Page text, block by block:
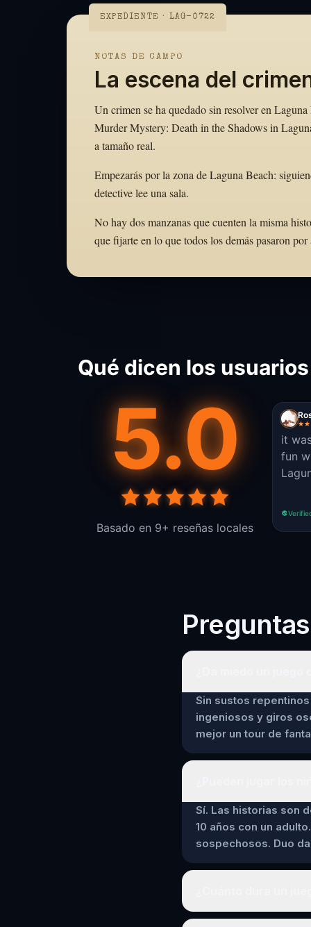
EXPEDIENTE · LAG-0722
NOTAS DE CAMPO
La escena del
Un crimen se ha quedado sin resolver en
Murder Mystery: Death in the Shadows in
a tamaño real.
Empezarás por la zona de Laguna Beach:
detective lee una sala.
No hay dos manzanas que cuenten la misma
que fijarte en lo que todos los demás pasaron
Qué dicen los
5.0
Basado en 9+ reseñas locales
it
fun
Sin sustos
ingeniosos y giros
mejor un tour de
Sí. Las historias son
10 años con un
sospechosos. Duo